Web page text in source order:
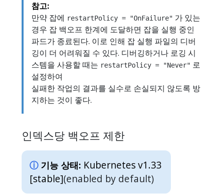
참고:
만약 잡에 restartPolicy = "OnFailure" 가 있는
경우 잡 백오프 한계에 도달하면 잡을 실행 중인
파드가 종료된다. 이로 인해 잡 실행 파일의 디버
깅이 더 어려워질 수 있다. 디버깅하거나 로깅 시
스템을 사용할 때는 restartPolicy = "Never" 로
설정하여
실패한 작업의 결과를 실수로 손실되지 않도록 방
지하는 것이 좋다.
인덱스당 백오프 제한
기능 상태: Kubernetes v1.33
[stable](enabled by default)